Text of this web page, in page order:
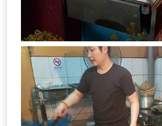
วัน
อาทิตย์
ท่าแพ
เชียงใหม่
CART